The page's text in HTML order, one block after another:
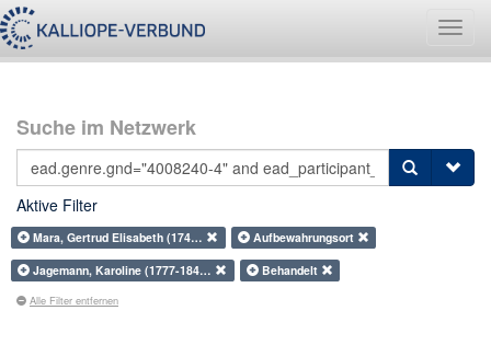
Suche im Netzwerk
Aktive Filter
Mara, Gertrud Elisabeth (174…
Aufbewahrungsort
Jagemann, Karoline (1777-184…
Behandelt
Alle Filter entfernen